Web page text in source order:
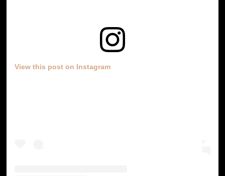
View this post on Instagram